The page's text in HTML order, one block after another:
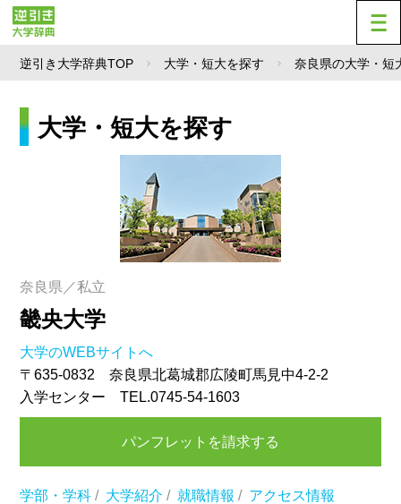
逆引き大学辞典TOP 大学・短大を探す 奈良県の大学・短
大学・短大を探す
奈良県／私立
畿央大学
大学のWEBサイトへ
〒635-0832 奈良県北葛城郡広陵町馬見中4-2-2
入学センター TEL.0745-54-1603
パンフレットを請求する
学部・学科 / 大学紹介 / 就職情報 / アクセス情報